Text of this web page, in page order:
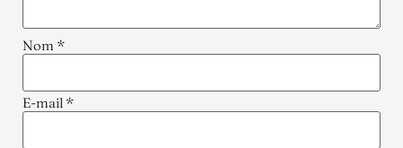
Nom *
E-mail *